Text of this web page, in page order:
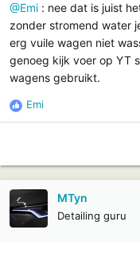
@Emi : nee dat is juist
zonder stromend water
erg vuile wagen niet
genoeg kijk voer op YT
wagens gebruikt.
R
e
i
e
s
Emi
MTyn
Detailing guru